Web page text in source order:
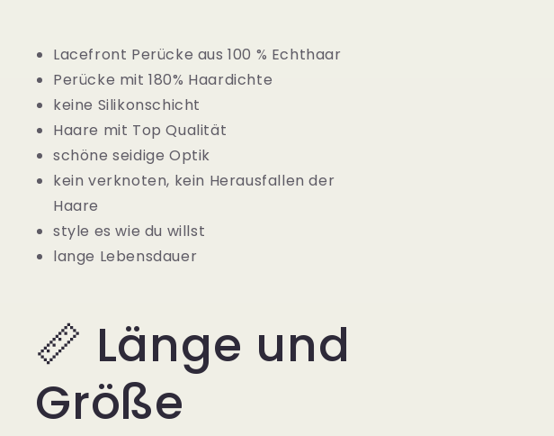
Lacefront Perücke aus 100 % Echthaar
Perücke mit 180% Haardichte
keine Silikonschicht
Haare mit Top Qualität
schöne seidige Optik
kein verknoten, kein Herausfallen der
Haare
style es wie du willst
lange Lebensdauer
📏 Länge und
Größe